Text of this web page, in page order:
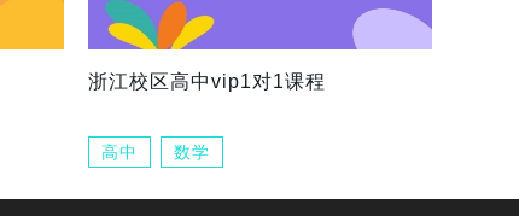
浙江校区高中vip1对1课程
高中 数学